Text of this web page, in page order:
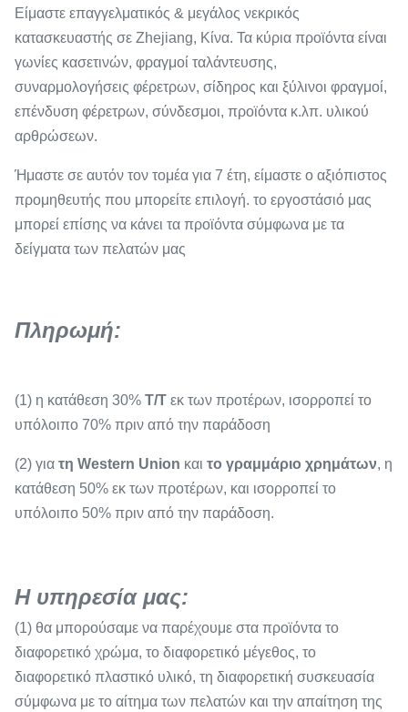
Είμαστε επαγγελματικός & μεγάλος νεκρικός
κατασκευαστής σε Zhejiang, Κίνα. Τα κύρια προϊόντα είναι
γωνίες κασετινών, φραγμοί ταλάντευσης,
συναρμολογήσεις φέρετρων, σίδηρος και ξύλινοι φραγμοί,
επένδυση φέρετρων, σύνδεσμοι, προϊόντα κ.λπ. υλικού
αρθρώσεων.
Ήμαστε σε αυτόν τον τομέα για 7 έτη, είμαστε ο αξιόπιστος
προμηθευτής που μπορείτε επιλογή. το εργοστάσιό μας
μπορεί επίσης να κάνει τα προϊόντα σύμφωνα με τα
δείγματα των πελατών μας
Πληρωμή:
(1) η κατάθεση 30% T/T εκ των προτέρων, ισορροπεί το
υπόλοιπο 70% πριν από την παράδοση
(2) για τη Western Union και το γραμμάριο χρημάτων, η
κατάθεση 50% εκ των προτέρων, και ισορροπεί το
υπόλοιπο 50% πριν από την παράδοση.
Η υπηρεσία μας:
(1) θα μπορούσαμε να παρέχουμε στα προϊόντα το
διαφορετικό χρώμα, το διαφορετικό μέγεθος, το
διαφορετικό πλαστικό υλικό, τη διαφορετική συσκευασία
σύμφωνα με το αίτημα των πελατών και την απαίτηση της